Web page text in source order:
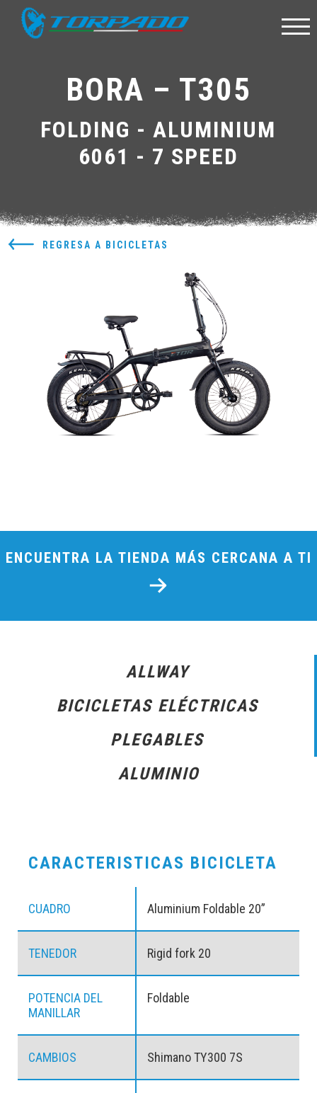
BORA – T305
FOLDING - ALUMINIUM
6061 - 7 SPEED
REGRESA A BICICLETAS
ENCUENTRA LA TIENDA MÁS CERCANA A TI
ALLWAY
BICICLETAS ELÉCTRICAS
PLEGABLES
ALUMINIO
CARACTERISTICAS BICICLETA
CUADRO Aluminium Foldable 20”
TENEDOR Rigid fork 20
POTENCIA DEL
MANILLAR
Foldable
CAMBIOS Shimano TY300 7S